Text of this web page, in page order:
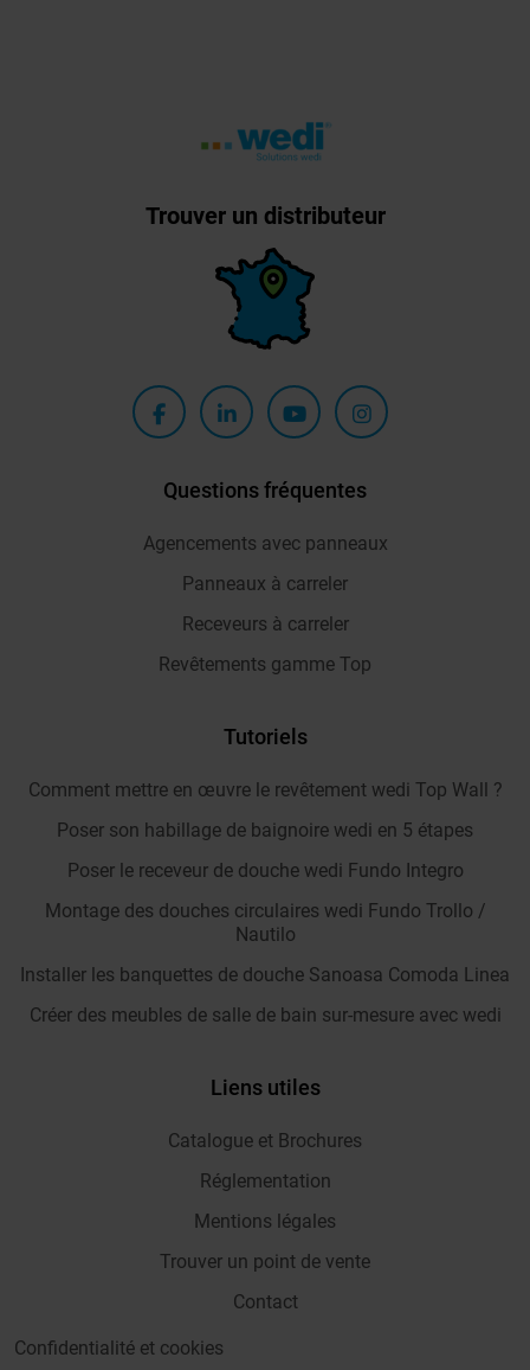
Trouver un distributeur
Questions fréquentes
Agencements avec panneaux
Panneaux à carreler
Receveurs à carreler
Revêtements gamme Top
Tutoriels
Comment mettre en œuvre le revêtement wedi Top Wall ?
Poser son habillage de baignoire wedi en 5 étapes
Poser le receveur de douche wedi Fundo Integro
Montage des douches circulaires wedi Fundo Trollo /
Nautilo
Installer les banquettes de douche Sanoasa Comoda Linea
Créer des meubles de salle de bain sur-mesure avec wedi
Liens utiles
Catalogue et Brochures
Réglementation
Mentions légales
Trouver un point de vente
Contact
Confidentialité et cookies